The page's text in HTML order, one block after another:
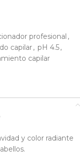
profesional ,
capilar, pH 4.5,
capilar
y color radiante